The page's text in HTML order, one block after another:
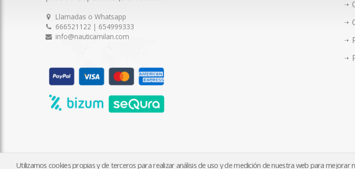
Utilizamos cookies propias y de terceros para realizar análisis de uso y de medición de nuestra web para mejorar
Llamadas o Whatsapp
666521122 | 654999333
info@nauticamilan.com